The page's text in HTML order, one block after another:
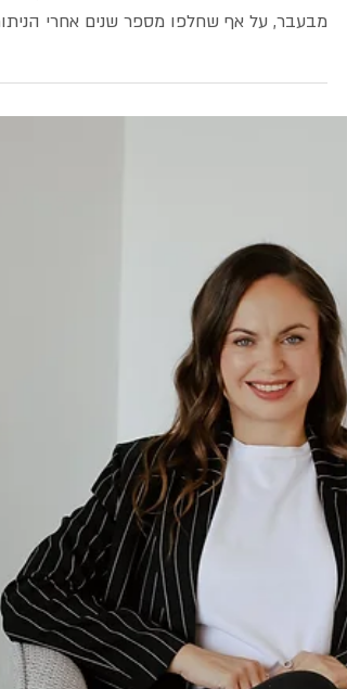
רלוונטי"
אילנה ניקיפורובה, דיאטנית קלינית כמעט כל
מנותח בריאטרי יעיד שהוא אוכל כמויות קטנות
מבעבר, על אף שחלפו מספר שנים אחרי
למרות...